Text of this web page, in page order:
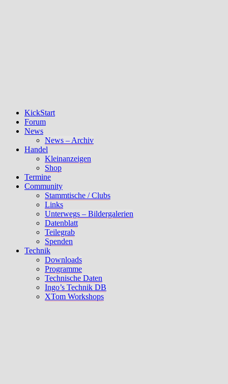
KickStart
Forum
News
News – Archiv
Handel
Kleinanzeigen
Shop
Termine
Community
Stammtische / Clubs
Links
Unterwegs – Bildergalerien
Datenblatt
Teilegrab
Spenden
Technik
Downloads
Programme
Technische Daten
Ingo’s Technik DB
XTom Workshops